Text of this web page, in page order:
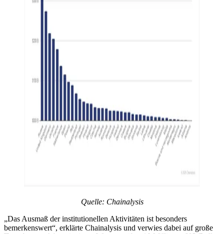
Quelle: Chainalysis
„Das Ausmaß der institutionellen Aktivitäten ist besonders
bemerkenswert“, erklärte Chainalysis und verwies dabei auf große